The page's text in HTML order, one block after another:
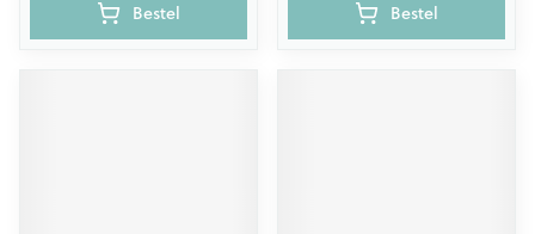
Bestel Bestel